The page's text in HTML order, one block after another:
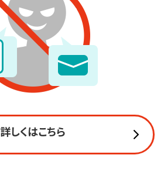
詳しくはこちら